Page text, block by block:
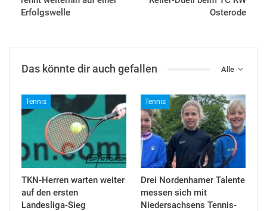
Erfolgswelle
Osterode
Alle
Das könnte dir auch gefallen
Tennis
TKN-Herren warten weiter
auf den ersten
Landesliga-Sieg
Tennis
Drei Nordenhamer Talente
messen sich mit
Niedersachsens Tennis-